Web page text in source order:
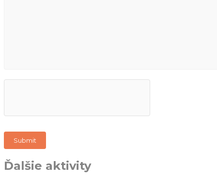
Ďalšie aktivity